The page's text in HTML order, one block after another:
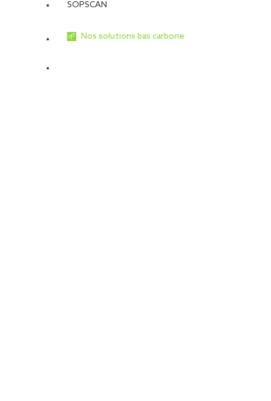
SOPSCAN
Nos solutions bas carbone